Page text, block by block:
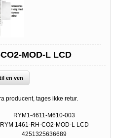
MOD-L LCD
en ven
producent, tages ikke retur.
RYM1-4611-M610-003
RYM 1461-RH-CO2-MOD-L LCD
4251325636689